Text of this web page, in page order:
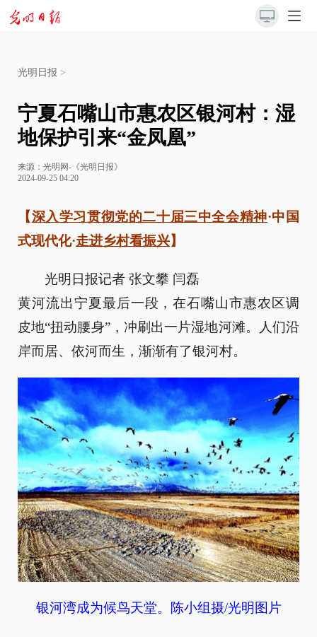
光明日报 >
宁夏石嘴山市惠农区银河村：湿
地保护引来“金凤凰”
来源： 光明网-《光明日报》
2024-09-25 04:20
【深入学习贯彻党的二十届三中全会精神·中国
式现代化·走进乡村看振兴】
光明日报记者 张文攀 闫磊
黄河流出宁夏最后一段，在石嘴山市惠农区调
皮地“扭动腰身”，冲刷出一片湿地河滩。人们沿
岸而居、依河而生，渐渐有了银河村。
银河湾成为候鸟天堂。陈小组摄/光明图片